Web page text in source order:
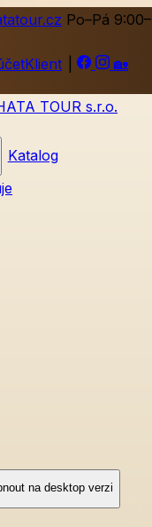
Po–Pá 9:00–
Klient
🏡
Katalog
na desktop verzi